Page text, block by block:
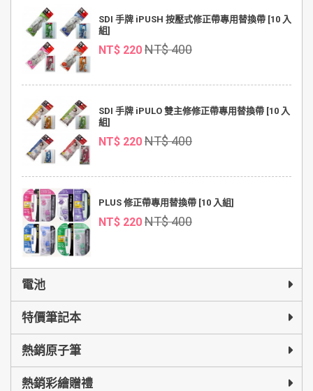
SDI 手牌 iPUSH 按壓式修正帶專用替換帶 [10 入
組]
NT$ 220 NT$ 400
SDI 手牌 iPULO 雙主修修正帶專用替換帶 [10 入
組]
NT$ 220 NT$ 400
PLUS 修正帶專用替換帶 [10 入組]
NT$ 220 NT$ 400
電池
特價筆記本
熱銷原子筆
熱銷彩繪贈禮